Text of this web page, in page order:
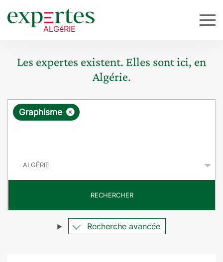
Les expertes existent. Elles sont ici, en
Algérie.
R
ê
e
×
Graphisme
RECHERCHER
Recherche avancée